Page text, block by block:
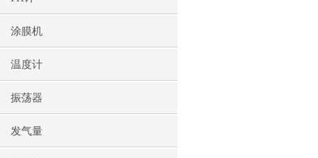
涂膜机
温度计
振荡器
发气量